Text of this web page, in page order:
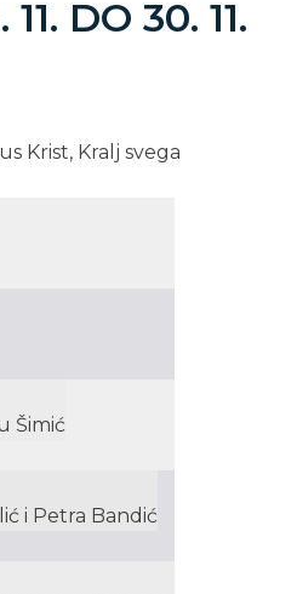
DO 30. 11.
Krist, Kralj svega
Šimić
i Petra Bandić